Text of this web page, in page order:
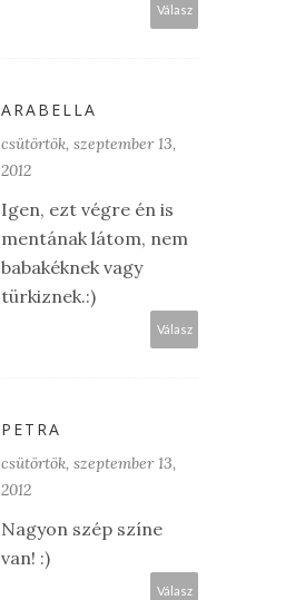
Válasz
ARABELLA
csütörtök, szeptember 13,
2012
Igen, ezt végre én is
mentának látom, nem
babakéknek vagy
türkiznek.:)
Válasz
PETRA
csütörtök, szeptember 13,
2012
Nagyon szép színe
van! :)
Válasz